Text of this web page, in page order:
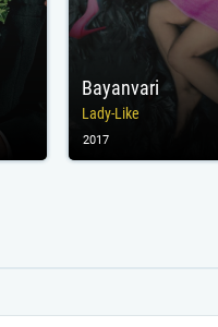
Bayanvari
Lady-Like
2017